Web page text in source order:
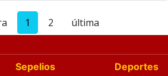
1 2 última
Sepelios
Deportes